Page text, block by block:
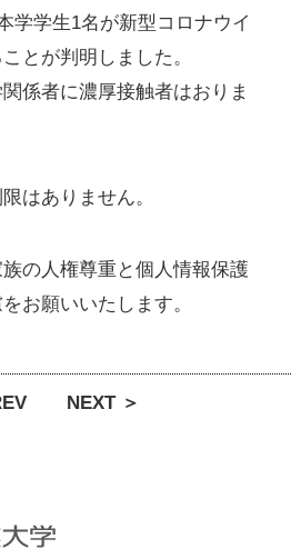
学学生1名が新型コロナウイ
とが判明しました。
係者に濃厚接触者はおりま
はありません。
の人権尊重と個人情報保護
お願いいたします。
NEXT ＞